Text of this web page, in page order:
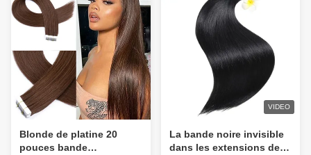
Blonde de platine 20
pouces bande
VIDEO
La bande noire invisible
dans les extensions de